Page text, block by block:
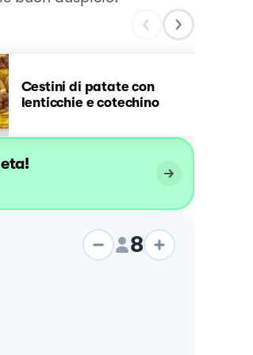
Cestini di patate con
lenticchie e cotechino
8